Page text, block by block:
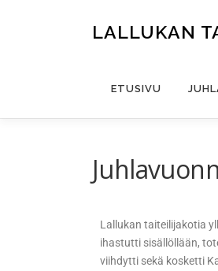
LALLUKAN
ETUSIVU
Lallukan taiteilijakotia
ihastutti sisällöllään,
viihdytti sekä kosketti